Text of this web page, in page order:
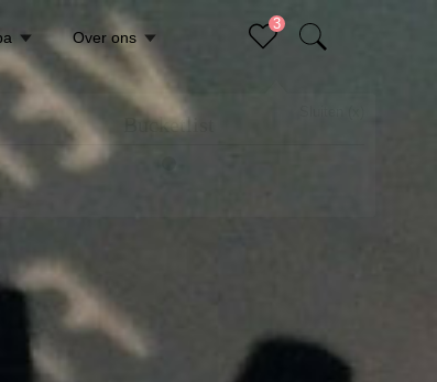
3
Over ons
Bucketlist
Er staan geen items op je bucketlist